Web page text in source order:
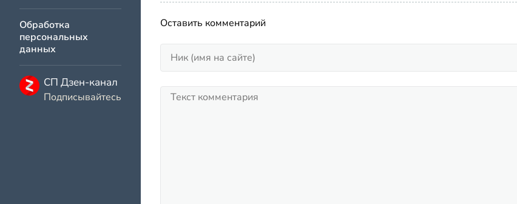
Обработка
персональных
данных
СП Дзен-канал
Подписывайтесь
Оставить комментарий